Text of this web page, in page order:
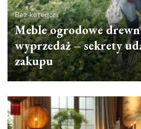
Bez kategorii
Meble ogrodowe
wyprzedaż – sekrety
zakupu